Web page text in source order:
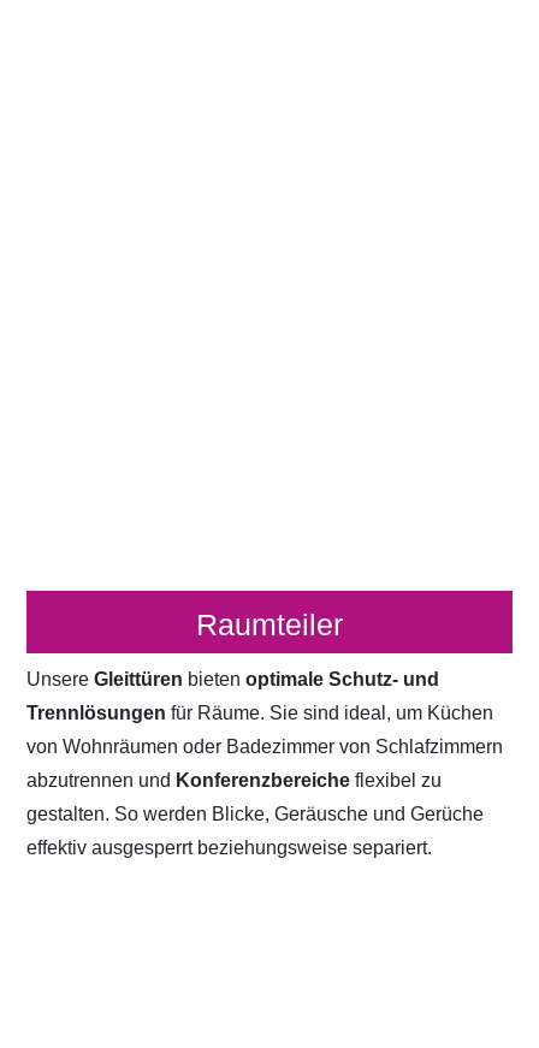
Raumteiler
UnsereGleittüren bietenoptimale Schutz- und
Trennlösungen für Räume. Sie sind ideal, um Küchen
von Wohnräumen oder Badezimmer von Schlafzimmern
abzutrennen und Konferenzbereicheflexibel zu
gestalten. So werden Blicke, Geräusche und Gerüche
effektiv ausgesperrt beziehungsweise separiert.